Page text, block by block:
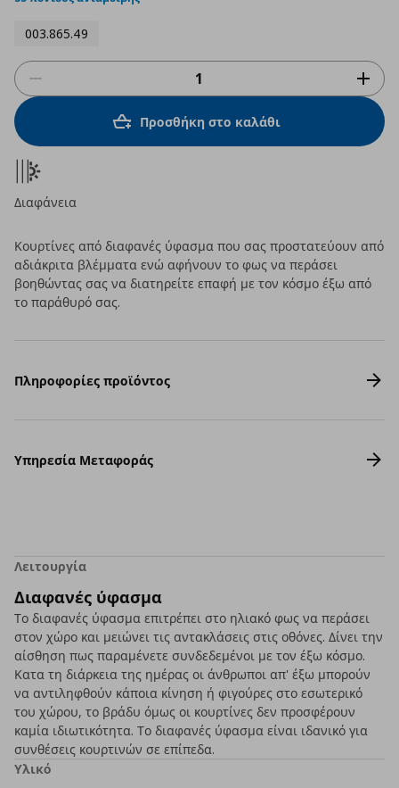
003.865.49
Προσθήκη στο καλάθι
Διαφάνεια
Κουρτίνες από διαφανές ύφασμα που σας προστατεύουν από
αδιάκριτα βλέμματα ενώ αφήνουν το φως να περάσει
βοηθώντας σας να διατηρείτε επαφή με τον κόσμο έξω από
το παράθυρό σας.
Πληροφορίες προϊόντος
Υπηρεσία Μεταφοράς
Λειτουργία
Διαφανές ύφασμα
Το διαφανές ύφασμα επιτρέπει στο ηλιακό φως να περάσει
στον χώρο και μειώνει τις αντακλάσεις στις οθόνες. Δίνει την
αίσθηση πως παραμένετε συνδεδεμένοι με τον έξω κόσμο.
Κατα τη διάρκεια της ημέρας οι άνθρωποι απ' έξω μπορούν
να αντιληφθούν κάποια κίνηση ή φιγούρες στο εσωτερικό
του χώρου, το βράδυ όμως οι κουρτίνες δεν προσφέρουν
καμία ιδιωτικότητα. Το διαφανές ύφασμα είναι ιδανικό για
συνθέσεις κουρτινών σε επίπεδα.
Υλικό